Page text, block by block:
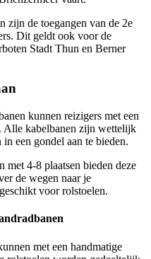
zijn de toegangen van de 2e
Dit geldt ook voor de
Stadt Thun en Berner
kunnen reizigers met een
kabelbanen zijn wettelijk
een gondel aan te bieden.
met 4-8 plaatsen bieden deze
de wegen naar je
voor rolstoelen.
met een handmatige